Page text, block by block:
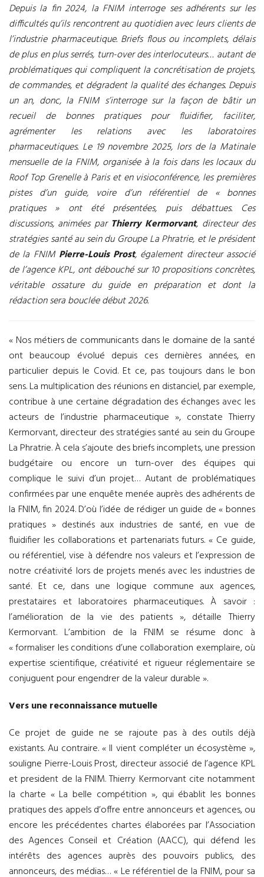
Depuis la fin 2024, la FNIM interroge ses adhérents sur les
difficultés qu’ils rencontrent au quotidien avec leurs clients de
l’industrie pharmaceutique. Briefs flous ou incomplets, délais
de plus en plus serrés, turn-over des interlocuteurs… autant de
problématiques qui compliquent la concrétisation de projets,
de commandes, et dégradent la qualité des échanges. Depuis
un an, donc, la FNIM s’interroge sur la façon de bâtir un
recueil de bonnes pratiques pour fluidifier, faciliter,
agrémenter les relations avec les laboratoires
pharmaceutiques. Le 19 novembre 2025, lors de la Matinale
mensuelle de la FNIM, organisée à la fois dans les locaux du
Roof Top Grenelle à Paris et en visioconférence, les premières
pistes d’un guide, voire d’un référentiel de « bonnes
pratiques » ont été présentées, puis débattues. Ces
discussions, animées par Thierry Kermorvant, directeur des
stratégies santé au sein du Groupe La Phratrie, et le président
de la FNIM Pierre-Louis Prost, également directeur associé
de l’agence KPL, ont débouché sur 10 propositions concrètes,
véritable ossature du guide en préparation et dont la
rédaction sera bouclée début 2026.
« Nos métiers de communicants dans le domaine de la santé
ont beaucoup évolué depuis ces dernières années, en
particulier depuis le Covid. Et ce, pas toujours dans le bon
sens. La multiplication des réunions en distanciel, par exemple,
contribue à une certaine dégradation des échanges avec les
acteurs de l’industrie pharmaceutique », constate Thierry
Kermorvant, directeur des stratégies santé au sein du Groupe
La Phratrie. À cela s’ajoute des briefs incomplets, une pression
budgétaire ou encore un turn-over des équipes qui
complique le suivi d’un projet… Autant de problématiques
confirmées par une enquête menée auprès des adhérents de
la FNIM, fin 2024. D’où l’idée de rédiger un guide de « bonnes
pratiques » destinés aux industries de santé, en vue de
fluidifier les collaborations et partenariats futurs. « Ce guide,
ou référentiel, vise à défendre nos valeurs et l’expression de
notre créativité lors de projets menés avec les industries de
santé. Et ce, dans une logique commune aux agences,
prestataires et laboratoires pharmaceutiques. À savoir :
l’amélioration de la vie des patients », détaille Thierry
Kermorvant. L’ambition de la FNIM se résume donc à
« formaliser les conditions d’une collaboration exemplaire, où
expertise scientifique, créativité et rigueur réglementaire se
conjuguent pour engendrer de la valeur durable ».
Vers une reconnaissance mutuelle
Ce projet de guide ne se rajoute pas à des outils déjà
existants. Au contraire. « Il vient compléter un écosystème »,
souligne Pierre-Louis Prost, directeur associé de l’agence KPL
et president de la FNIM. Thierry Kermorvant cite notamment
la charte « La belle compétition », qui ébablit les bonnes
pratiques des appels d’offre entre annonceurs et agences, ou
encore les précédentes chartes élaborées par l’Association
des Agences Conseil et Création (AACC), qui défend les
intérêts des agences auprès des pouvoirs publics, des
annonceurs, des médias… « Le référentiel de la FNIM, pour sa